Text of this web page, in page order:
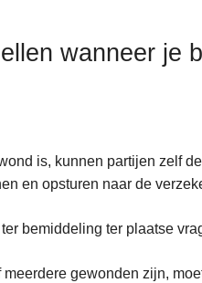
wanneer je
is, kunnen partijen zelf
en opsturen naar de
bemiddeling ter plaatse
gewonden zijn,